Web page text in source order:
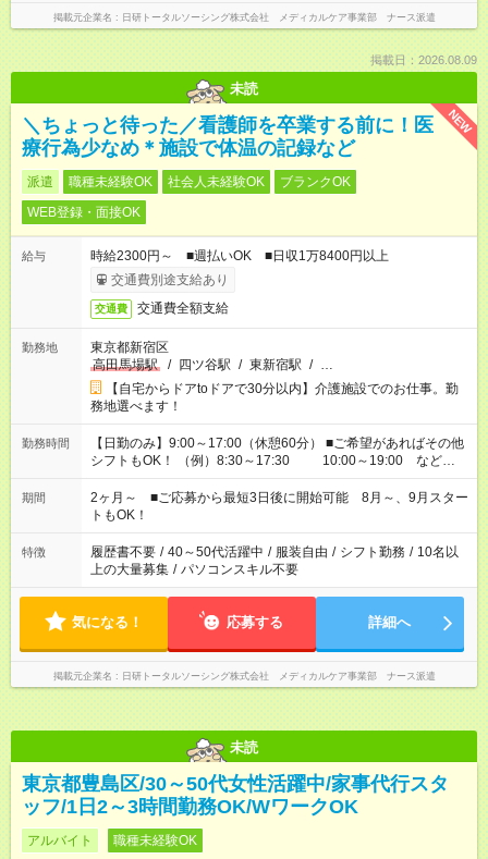
掲載元企業名 日研トータルソーシング株式会社 メディカルケア事業部 ナース派遣
掲載日：2026.08.09
未読
NEW
＼ちょっと待った／看護師を卒業する前に！医
療行為少なめ＊施設で体温の記録など
派遣 職種未経験OK 社会人未経験OK
ブランクOK
WEB登録・面接OK
給与
時給2300円～ ■週払いOK ■日収1万8400円以上
交通費別途支給あり
交通費 交通費全額支給
勤務地
東京都新宿区
高田馬場駅
/ 四ツ谷駅 / 東新宿駅 / …
【自宅からドアtoドアで30分以内】介護施設でのお仕事。勤
務地選べます！
勤務時間
【日勤のみ】9:00～17:00（休憩60分） ■ご希望があればその他
シフトもOK！ （例）8:30～17:30 10:00～19:00 など
「家族とお休みを合わせたい」 「できれば残業はしたくない」
など、あなたのご希望に沿ったお仕事をご紹介します！ ※Wワ
ーク希望の方へ 今ご覧のお仕事で希望する勤務時間と、もう1つ
のお仕事の勤務時間。 合計で週40時間を超える場合は応募でき
ません
期間
2ヶ月～ ■ご応募から最短3日後に開始可能 8月～、9月スター
トもOK！
特徴 履歴書不要 / 40～50代活躍中 / 服装自由 / シフト勤務 / 10名以
上の大量募集 / パソコンスキル不要
気になる！ 応募する 詳細へ
掲載元企業名 日研トータルソーシング株式会社 メディカルケア事業部 ナース派遣
未読
東京都豊島区/30～50代女性活躍中/家事代行スタ
ッフ/1日2～3時間勤務OK/WワークOK
アルバイト 職種未経験OK